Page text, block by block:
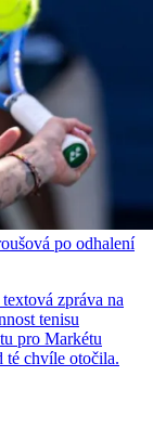
po odhalení
zpráva na
tenisu
pro Markétu
té chvíle otočila.